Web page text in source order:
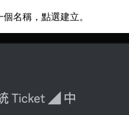
名稱，點選建立。